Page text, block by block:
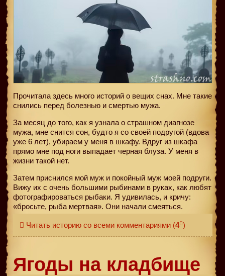
Прочитала здесь много историй о вещих снах. Мне такие
снились перед болезнью и смертью мужа.
За месяц до того, как я узнала о страшном диагнозе
мужа, мне снится сон, будто я со своей подругой (вдова
уже 6 лет), убираем у меня в шкафу. Вдруг из шкафа
прямо мне под ноги выпадает черная блуза. У меня в
жизни такой нет.
Затем приснился мой муж и покойный муж моей подруги.
Вижу их с очень большими рыбинами в руках, как любят
фотографироваться рыбаки. Я удивилась, и кричу:
«бросьте, рыба мертвая». Они начали смеяться.
Читать историю со всеми комментариями (4 )
Ягоды на кладбище